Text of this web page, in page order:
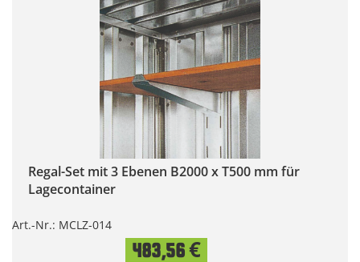
Regal-Set mit 3 Ebenen B2000 x T500 mm für
Lagecontainer
Art.-Nr.: MCLZ-014
483,56 €